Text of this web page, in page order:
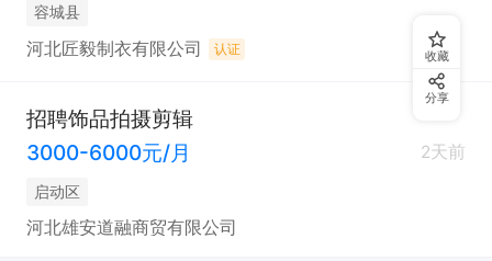
容城县
河北匠毅制衣有限公司 认证
招聘饰品拍摄剪辑
3000-6000元/月
2天前
启动区
河北雄安道融商贸有限公司
收藏
分享